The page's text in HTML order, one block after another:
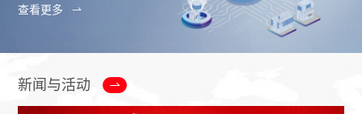
查看更多
新闻与活动